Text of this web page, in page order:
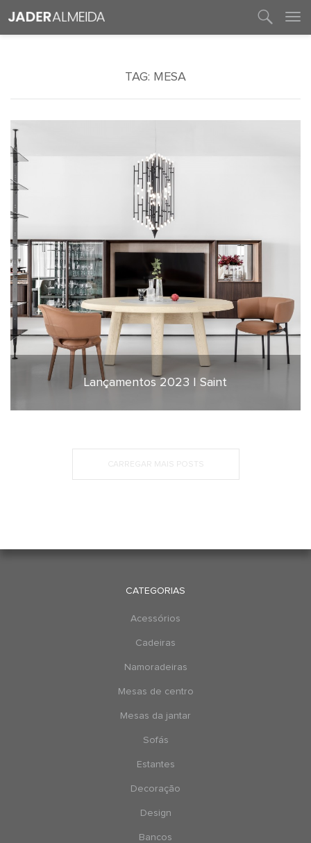
TAG: MESA
25 de janeiro de 2023
Lançamentos 2023 | Saint
CATEGORIAS
Acessórios
Cadeiras
Namoradeiras
Mesas de centro
Mesas da jantar
Sofás
Estantes
Decoração
Design
Bancos